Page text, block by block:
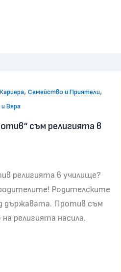
, Семейство и Приятели,
Вяра
съм религията в
религията в училище?
Родителските
държавата. Против съм
религията насила.